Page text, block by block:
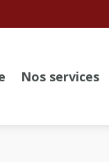
Nos services